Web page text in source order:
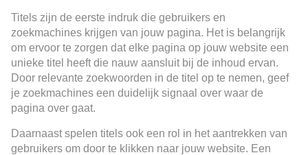
Titels zijn de eerste indruk die gebruikers en
zoekmachines krijgen van jouw pagina. Het is belangrijk
om ervoor te zorgen dat elke pagina op jouw website een
unieke titel heeft die nauw aansluit bij de inhoud ervan.
Door relevante zoekwoorden in de titel op te nemen, geef
je zoekmachines een duidelijk signaal over waar de
pagina over gaat.
Daarnaast spelen titels ook een rol in het aantrekken van
gebruikers om door te klikken naar jouw website. Een